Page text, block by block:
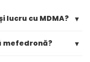
lucru cu MDMA? ▾
mefedronă? ▾